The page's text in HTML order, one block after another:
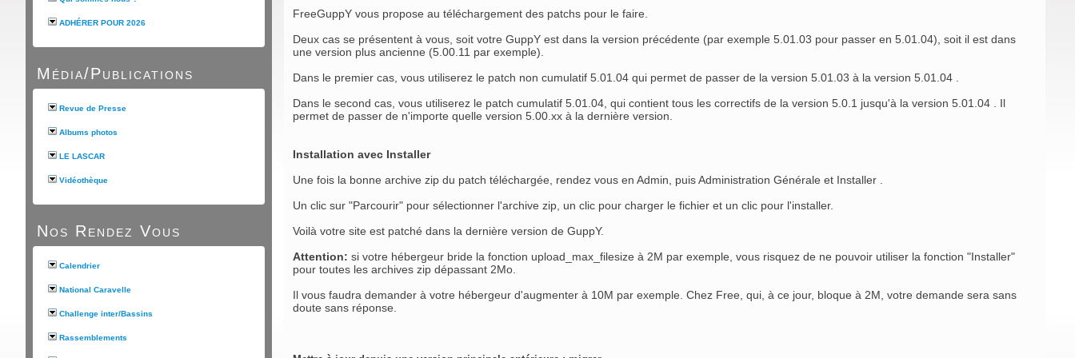
ADHÉRER POUR 2026
Média/Publications
Revue de Presse
Albums photos
LE LASCAR
Vidéothèque
Nos Rendez Vous
Calendrier
National Caravelle
Challenge inter/Bassins
Rassemblements
FreeGuppY vous propose au téléchargement des patchs pour le faire.
Deux cas se présentent à vous, soit votre GuppY est dans la version précédente (par exemple 5.01.03 pour passer en 5.01.04), soit il est dans
une version plus ancienne (5.00.11 par exemple).
Dans le premier cas, vous utiliserez le patch non cumulatif 5.01.04 qui permet de passer de la version 5.01.03 à la version 5.01.04 .
Dans le second cas, vous utiliserez le patch cumulatif 5.01.04, qui contient tous les correctifs de la version 5.0.1 jusqu'à la version 5.01.04 . Il
permet de passer de n'importe quelle version 5.00.xx à la dernière version.
Installation avec Installer
Une fois la bonne archive zip du patch téléchargée, rendez vous en Admin, puis Administration Générale et Installer .
Un clic sur "Parcourir" pour sélectionner l'archive zip, un clic pour charger le fichier et un clic pour l'installer.
Voilà votre site est patché dans la dernière version de GuppY.
Attention: si votre hébergeur bride la fonction upload_max_filesize à 2M par exemple, vous risquez de ne pouvoir utiliser la fonction "Installer"
pour toutes les archives zip dépassant 2Mo.
Il vous faudra demander à votre hébergeur d'augmenter à 10M par exemple. Chez Free, qui, à ce jour, bloque à 2M, votre demande sera sans
doute sans réponse.